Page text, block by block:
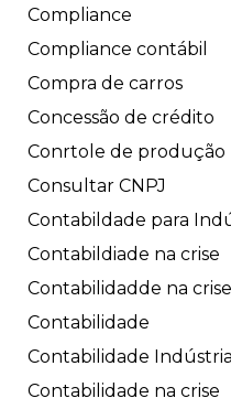
Compliance
Compliance contábil
Compra de carros
Concessão de crédito
Conrtole de produção
Consultar CNPJ
Contabildade para
Contabildiade na crise
Contabilidadde na crise
Contabilidade
Contabilidade Indústrial
Contabilidade na crise